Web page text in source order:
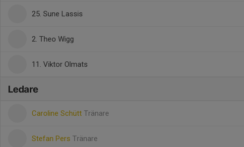
25. Sune Lassis
2. Theo Wigg
11. Viktor Olmats
Ledare
Caroline Schütt Tränare
Stefan Pers Tränare